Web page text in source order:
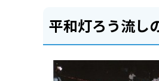
平和灯ろう流し